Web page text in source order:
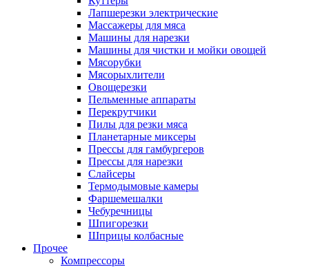
Лапшерезки электрические
Массажеры для мяса
Машины для нарезки
Машины для чистки и мойки овощей
Мясорубки
Мясорыхлители
Овощерезки
Пельменные аппараты
Перекрутчики
Пилы для резки мяса
Планетарные миксеры
Прессы для гамбургеров
Прессы для нарезки
Слайсеры
Термодымовые камеры
Фаршемешалки
Чебуречницы
Шпигорезки
Шприцы колбасные
Прочее
Компрессоры